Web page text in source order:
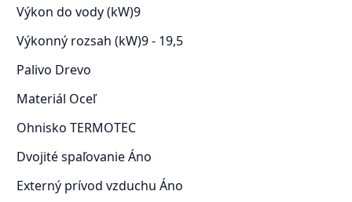
Výkon do vody (kW)9
Výkonný rozsah (kW)9 - 19,5
Palivo Drevo
Materiál Oceľ
Ohnisko TERMOTEC
Dvojité spaľovanieÁno
Externý prívod vzduchu Áno